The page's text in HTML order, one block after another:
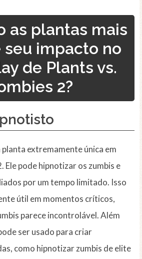
as plantas mais
seu impacto no
de Plants vs.
2?
planta extremamente única em
Ele pode hipnotizar os zumbis e
por um tempo limitado. Isso
útil em momentos críticos,
parece incontrolável. Além
ser usado para criar
como hipnotizar zumbis de elite